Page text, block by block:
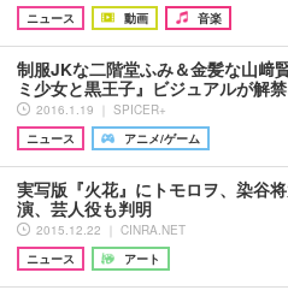
ニュース
動画 音楽
制服JKな二階堂ふみ＆金髪な山﨑
ミ少女と黒王子』ビジュアルが解
2016.1.19 ｜ SPICER+
ニュース
アニメ/ゲーム
実写版『火花』にトモロヲ、染谷
演、芸人役も判明
2015.12.22 ｜ CINRA.NET
ニュース
アート